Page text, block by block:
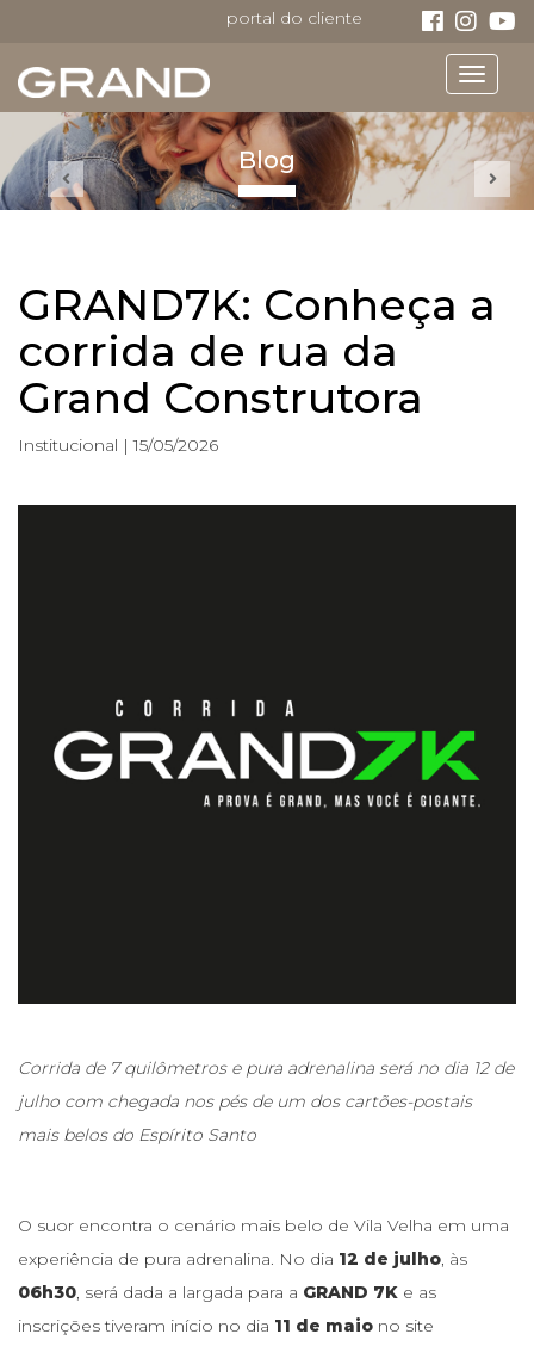
portal do cliente
Toggle
Blog
GRAND7K: Conheça a
corrida de rua da
Grand Construtora
Institucional | 15/05/2026
Corrida de 7 quilômetros e pura adrenalina será no dia 12 de
julho com chegada nos pés de um dos cartões-postais
mais belos do Espírito Santo
O suor encontra o cenário mais belo de Vila Velha em uma
experiência de pura adrenalina. No dia 12 de julho, às
06h30, será dada a largada para a GRAND 7K e as
inscrições tiveram início no dia 11 de maio no site